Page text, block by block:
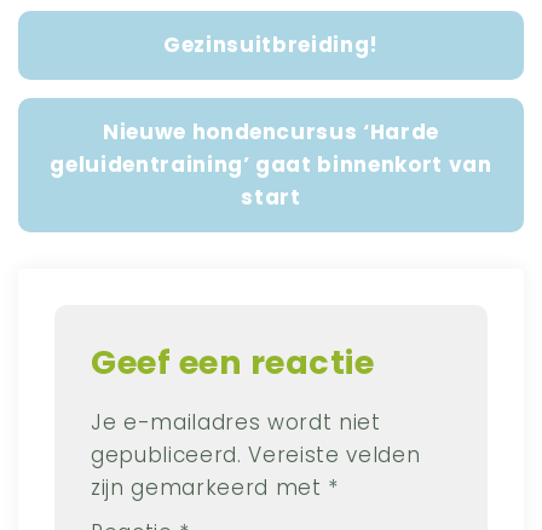
Gezinsuitbreiding!
Nieuwe hondencursus ‘Harde
geluidentraining’ gaat binnenkort van
start
Geef een reactie
Je e-mailadres wordt niet
gepubliceerd. Vereiste velden
zijn gemarkeerd met *